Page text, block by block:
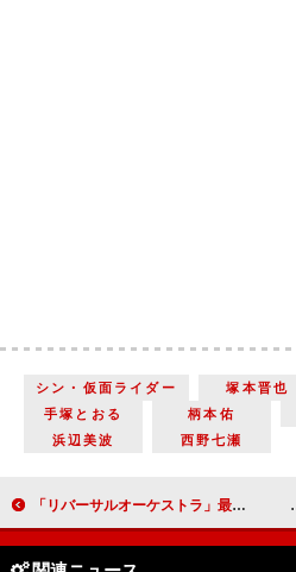
シン・仮面ライダー 塚本晋也
手塚とおる
柄本佑
浜辺美波
西野七瀬
「リバーサルオーケストラ」最終回 “初音”門脇麦と“朝陽”田中圭のラストの姿に視聴者歓喜 「少し笑い声で『考えておきます』が大好き過ぎる」